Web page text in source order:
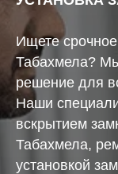
Ищете
Табахмела?
решение для
Наши
вскрытием
Табахмела,
установкой